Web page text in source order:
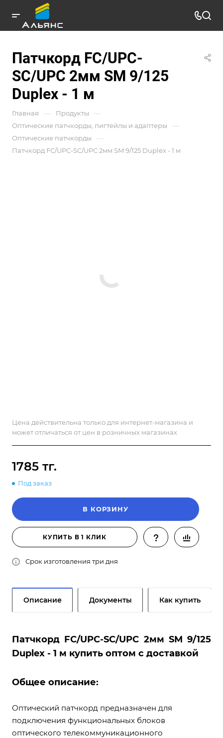
Патчкорд FC/UPC-
SC/UPC 2мм SM 9/125
Duplex - 1 м
Главная — Продукты —
Оптические патчкорды, пигтейлы и адаптеры —
Оптические патчкорды —
Патчкорд FC/UPC-SC/UPC 2мм SM 9/125 Duplex - 1 м
Цена действительна только для интернет-магазина и
может отличаться от цен в розничных магазинах
1785 тг.
Под заказ
В КОРЗИНУ
КУПИТЬ В 1 КЛИК
Срок изготовления три дня
Описание Документы Как купить
Патчкорд FC/UPC-SC/UPC 2мм SM 9/125
Duplex - 1 м купить оптом с доставкой
Общее описание:
Оптический патчкорд предназначен для
подключения функциональных блоков
оптического телекоммуникационного